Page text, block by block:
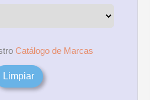
Catálogo de Marcas
Limpiar